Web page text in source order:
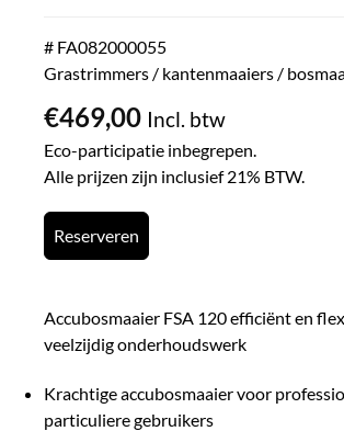
# FA082000055
Grastrimmers / kantenmaaiers /
€469,00 Incl. btw
Eco-participatie inbegrepen.
Alle prijzen zijn inclusief 21% BTW.
Reserveren
Accubosmaaier FSA 120 efficiënt en
veelzijdig onderhoudswerk
Krachtige accubosmaaier voor
particuliere gebruikers